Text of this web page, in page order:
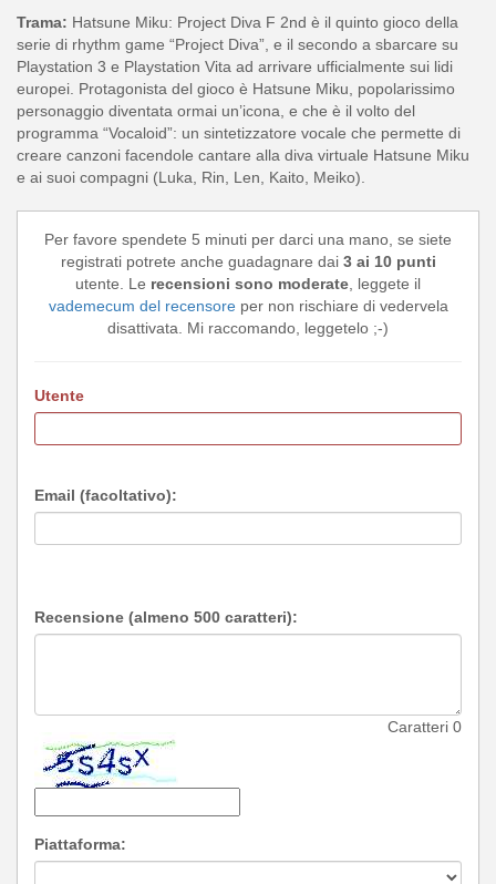
Trama: Hatsune Miku: Project Diva F 2nd è il quinto gioco della
serie di rhythm game “Project Diva”, e il secondo a sbarcare su
Playstation 3 e Playstation Vita ad arrivare ufficialmente sui lidi
europei. Protagonista del gioco è Hatsune Miku, popolarissimo
personaggio diventata ormai un’icona, e che è il volto del
programma “Vocaloid”: un sintetizzatore vocale che permette di
creare canzoni facendole cantare alla diva virtuale Hatsune Miku
e ai suoi compagni (Luka, Rin, Len, Kaito, Meiko).
Per favore spendete 5 minuti per darci una mano, se siete
registrati potrete anche guadagnare dai 3 ai 10 punti
utente. Le recensioni sono moderate , leggete il
vademecum del recensoreper non rischiare di vedervela
disattivata. Mi raccomando, leggetelo ;-)
Utente
Email (facoltativo):
Recensione (almeno 500 caratteri):
Caratteri 0
Piattaforma: